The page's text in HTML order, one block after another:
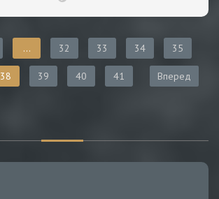
... 32 33 34 35
38 39 40 41 Вперед